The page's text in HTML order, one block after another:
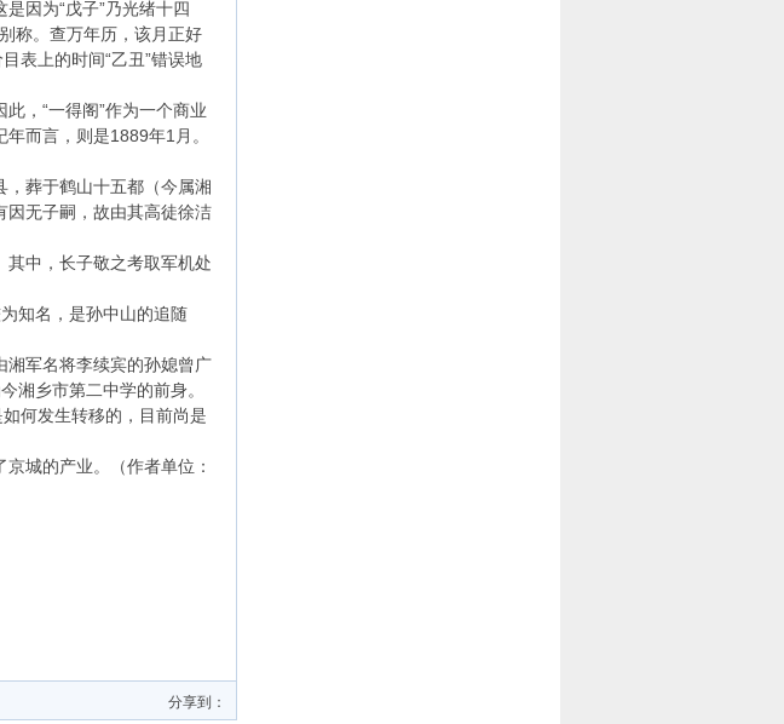
因为“戊子”乃光绪十四
称。查万年历，该月正好
表上的时间“乙丑”错误地
，“一得阁”作为一个商业
而言，则是1889年1月。
，葬于鹤山十五都（今属湘
因无子嗣，故由其高徒徐洁
中，长子敬之考取军机处
知名，是孙中山的追随
湘军名将李续宾的孙媳曾广
湘乡市第二中学的前身。
何发生转移的，目前尚是
城的产业。（作者单位：
分享到：